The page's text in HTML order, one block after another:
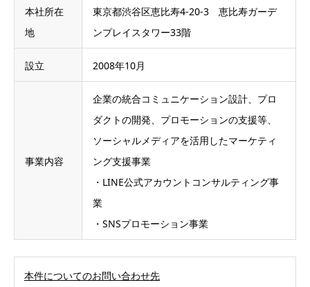
本社所在
地
東京都渋谷区恵比寿4-20-3 恵比寿ガーデ
ンプレイスタワー33階
設立 2008年10月
事業内容
企業の統合コミュニケーション設計、プロ
ダクトの開発、プロモーションの支援等、
ソーシャルメディアを活用したマーケティ
ング支援事業
・LINE公式アカウントコンサルティング事
業
・SNSプロモーション事業
本件についてのお問い合わせ先